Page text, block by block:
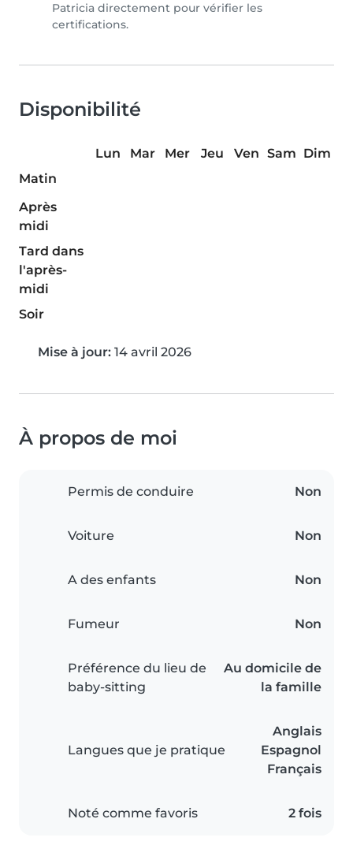
Patricia directement pour vérifier les
certifications.
Disponibilité
Lun Mar Mer Jeu Ven Sam Dim
Matin
Après
midi
Tard dans
l'après-
midi
Soir
Mise à jour: 14 avril 2026
À propos de moi
Permis de conduire Non
Voiture Non
A des enfants Non
Fumeur Non
Préférence du lieu de
baby-sitting
Au domicile de
la famille
Langues que je pratique
Anglais
Espagnol
Français
Noté comme favoris 2 fois